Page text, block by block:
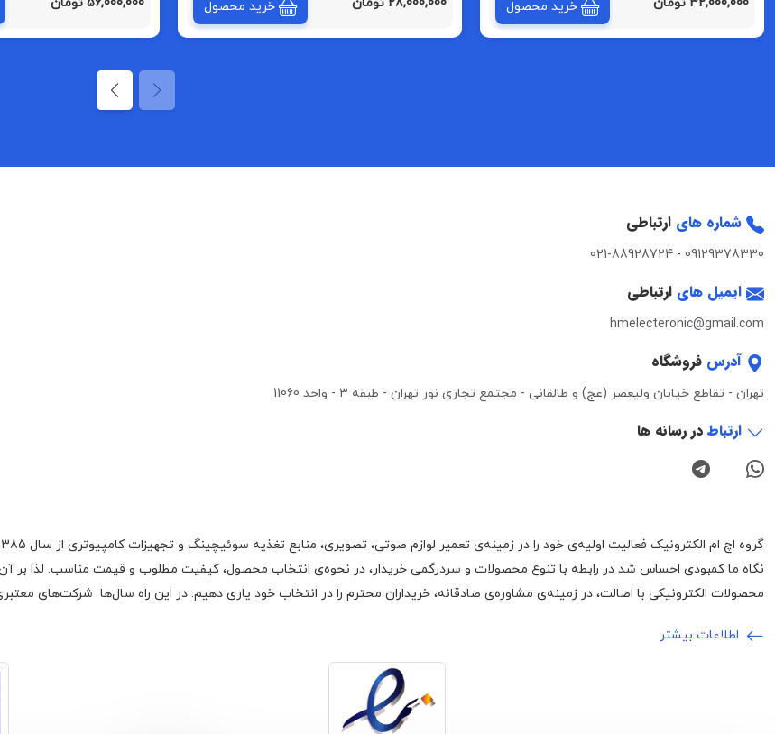
خرید محصول خرید محصول
شماره های ارتباطی
09129378330
-
021-88928724
ایمیل های ارتباطی
hmelecteronic@gmail.com
آدرس فروشگاه
تهران - تقاطع خیابان ولیعصر (عج) و طالقانی - مجتمع تجاری نور تهران - طبقه 3 - واحد 11060
ارتباطدر رسانه ها
نگاه ما کمبودی احساس شد در رابطه با تنوع محصولات و سردرگمی خریدار، در نحوه‌ی انتخاب محصول، کیفیت مطلوب و قیمت مناسب. لذا بر آن
محصولات الکترونیکی با اصالت، در زمینه‌ی مشاوره‌ی صادقانه، خریداران محترم را در انتخاب خود یاری دهیم. در این راه سال‌ها شرکت‌های
اطلاعات بیشتر